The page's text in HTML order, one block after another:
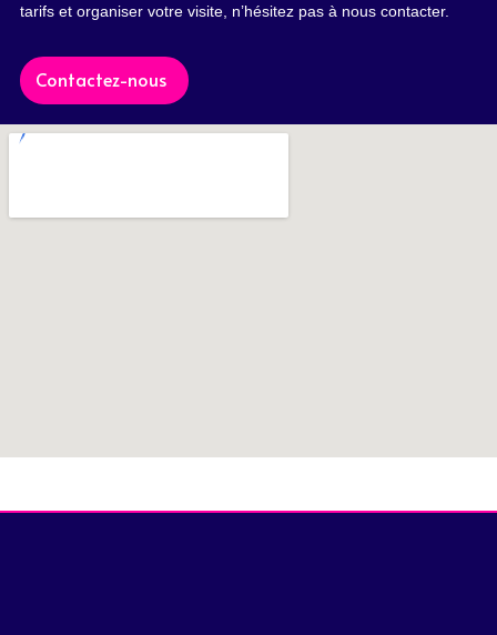
tarifs et organiser votre visite, n’hésitez pas à nous contacter.
Contactez-nous